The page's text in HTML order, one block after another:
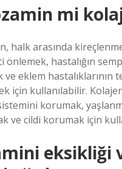
mi
halk arasında
hastalığın
eklem hastalıklarının
için kullanılabilir.
korumak,
ve cildi korumak için
eksikliği